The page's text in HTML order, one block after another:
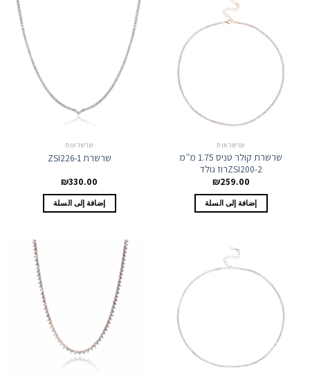
שרשראות
שרשרת קולר טניס 1.75 מ”מ
ZSI200-2רוז גולד
₪259.00
إضافة إلى السلة
שרשראות
שרשרת ZSI226-1
₪330.00
إضافة إلى السلة